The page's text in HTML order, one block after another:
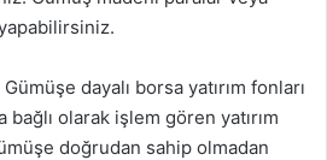
dayalı borsa yatırım fonları
bağlı olarak işlem gören yatırım
doğrudan sahip olmadan